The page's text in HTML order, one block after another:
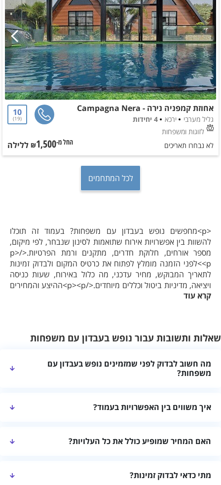
אחוזת קמפניה נירה - Campagna Nera
גליל מערבי ירכא
4 יחידות
לזוגות ומשפחות
10
19
לא נבחרו תאריכים החל מ-₪1,500 ללילה
לכל המתחמים
קרא עוד
<p>מחפשים נופש בעבדון עם משפחות? בעמוד זה תוכלו
להשוות בין אפשרויות אירוח שתואמות לסינון שנבחר, לפי מיקום,
מספר אורחים, חלוקת חדרים, מתקנים ורמת הפרטיות.</p>
<p>לפני הזמנה מומלץ לפתוח את כרטיס המקום ולבדוק זמינות
לתאריך המבוקש, מחיר עדכני, מה כלול באירוח, שעות כניסה
ויציאה, מדיניות ביטול וכללים מיוחדים.</p><p>ההיצע והמחירים
עשויים להשתנות. השוואה מסודרת ושיחה עם מקום האירוח יעזרו
שאלות ותשובות עבור נופש בעבדון עם משפחות
מה חשוב לבדוק לפני שמזמינים נופש בעבדון עם
משפחות?
רמת הפרטיות, שעות הכניסה והיציאה ומדיניות הביטול.
איך משווים בין האפשרויות בעמוד?
האורחים, מחיר כולל וחוות דעת עדכניות.
האם המחיר שמופיע כולל את כל העלויות?
קיימות תוספות עבור ניקיון, אורחים נוספים או שירותים מיוחדים.
מתי כדאי לבדוק זמינות?